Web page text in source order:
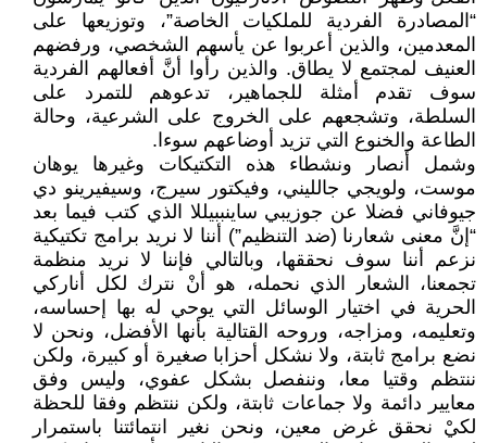
“المصادرة الفردية للملكيات الخاصة”، وتوزيعها على
المعدمين، والذين أعربوا عن يأسهم الشخصي، ورفضهم
العنيف لمجتمع لا يطاق. والذين رأوا أنَّ أفعالهم الفردية
سوف تقدم أمثلة للجماهير، تدعوهم للتمرد على
السلطة، وتشجعهم على الخروج على الشرعية، وحالة
الطاعة والخنوع التي تزيد أوضاعهم سوءا.
وشمل أنصار ونشطاء هذه التكتيكات وغيرها يوهان
موست، ولويجي جالليني، وفيكتور سيرج، وسيفيرينو دي
جيوفاني فضلا عن جوزيبي ساينببيللا الذي كتب فيما بعد
“إنَّ معنى شعارنا (ضد التنظيم”) أننا لا نريد برامج تكتيكية
نزعم أننا سوف نحققها، وبالتالي فإننا لا نريد منظمة
تجمعنا، الشعار الذي نحمله، هو أنْ نترك لكل أناركي
الحرية في اختيار الوسائل التي يوحي له بها إحساسه،
وتعليمه، ومزاجه، وروحه القتالية بأنها الأفضل، ونحن لا
نضع برامج ثابتة، ولا نشكل أحزابا صغيرة أو كبيرة، ولكن
ننتظم وقتيا معا، وننفصل بشكل عفوي، وليس وفق
معايير دائمة ولا جماعات ثابتة، ولكن ننتظم وفقا للحظة
لكيْ نحقق غرض معين، ونحن نغير انتمائتنا باستمرار